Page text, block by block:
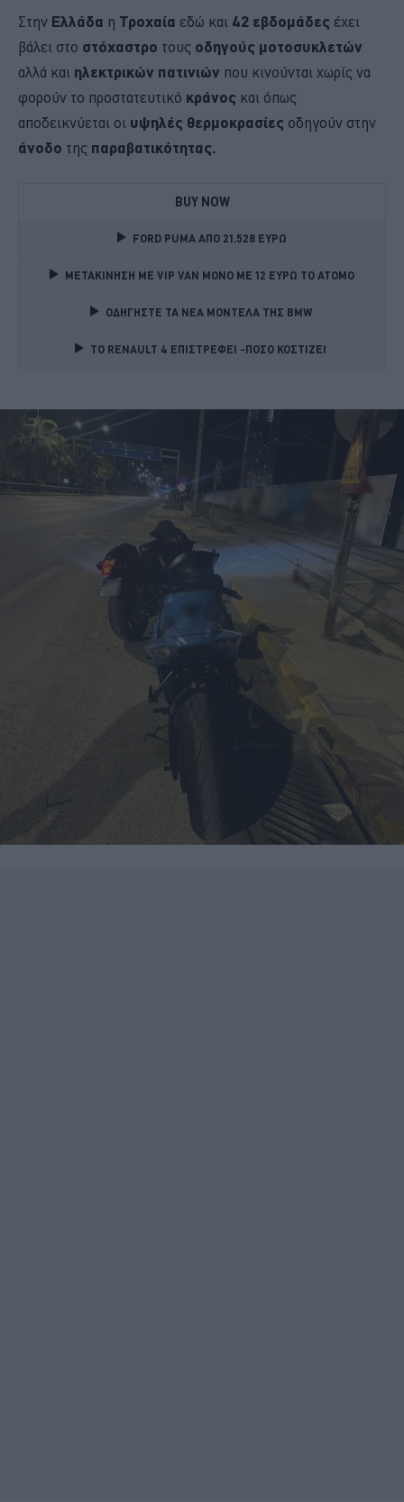
Στην Ελλάδα η Τροχαία εδώ και 42 εβδομάδες έχει
βάλει στο στόχαστρο τους οδηγούς μοτοσυκλετών
αλλά και ηλεκτρικών πατινιών που κινούνται χωρίς να
φορούν το προστατευτικό κράνος και όπως
αποδεικνύεται οι υψηλές θερμοκρασίες οδηγούν στην
άνοδο της παραβατικότητας.
BUY NOW
FORD PUMA ΑΠΟ 21.528 ΕΥΡΩ
ΜΕΤΑΚΙΝΗΣΗ ΜΕ VIP VAN ΜΟΝΟ ΜΕ 12 ΕΥΡΩ ΤΟ ΑΤΟΜΟ
ΟΔΗΓΗΣΤΕ ΤΑ ΝΕΑ ΜΟΝΤΕΛΑ ΤΗΣ BMW
TO RENAULT 4 ΕΠΙΣΤΡΕΦΕΙ -ΠΟΣΟ ΚΟΣΤΙΖΕΙ